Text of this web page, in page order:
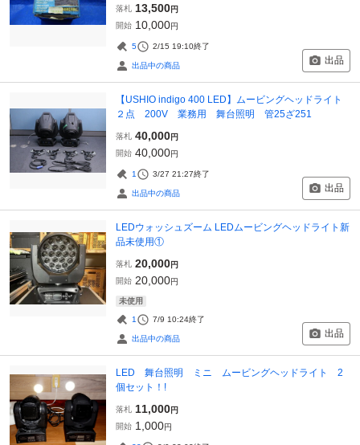
落札 13,500円
開始 10,000円
5 2/15 19:10終了
出品中の商品 出品
【USHIO indigo 400 LED】ムービングヘッドライト
２点 200V 業務用 舞台照明 管25ざ251
落札 40,000円
開始 40,000円
1 3/27 21:27終了
出品中の商品 出品
LEDウォッシュズーム LEDムービングヘッドライト新
品未使用①
落札 20,000円
開始 20,000円
未使用
1 7/9 10:24終了
出品中の商品 出品
LED 舞台照明 ミニ ムービングヘッドライト 2
個セット！!
落札 11,000円
開始 1,000円